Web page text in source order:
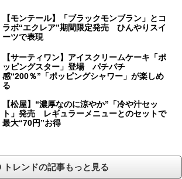
【モンテール】「ブラックモンブラン」とコ
ラボ“エクレア”期間限定発売 ひんやりスイ
ーツで表現
【サーティワン】アイスクリームケーキ「ポ
ッピングスター」登場 パチパチ
感“200％”「ポッピングシャワー」が楽しめ
る
【松屋】“濃厚なのに涼やか”「冷や汁セッ
ト」発売 レギュラーメニューとのセットで
最大“70円”お得
トレンドの記事もっと見る